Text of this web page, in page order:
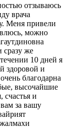
отзываюсь
врача
Меня привели
можно
сразу же
10 дней я
здоровой и
благодарна
высочайшие
счастья и
за вашу